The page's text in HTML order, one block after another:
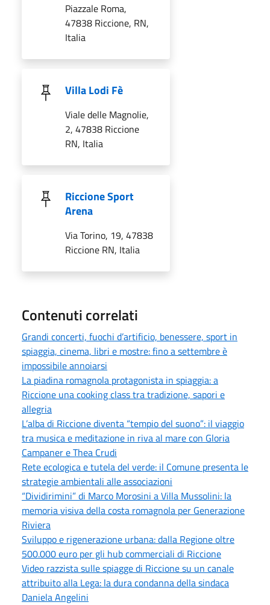
Piazzale Roma,
47838 Riccione, RN,
Italia
Villa Lodi Fè
Viale delle Magnolie,
2, 47838 Riccione
RN, Italia
Riccione Sport
Arena
Via Torino, 19, 47838
Riccione RN, Italia
Contenuti correlati
Grandi concerti, fuochi d’artificio, benessere, sport in
spiaggia, cinema, libri e mostre: fino a settembre è
impossibile annoiarsi
La piadina romagnola protagonista in spiaggia: a
Riccione una cooking class tra tradizione, sapori e
allegria
L’alba di Riccione diventa “tempio del suono”: il viaggio
tra musica e meditazione in riva al mare con Gloria
Campaner e Thea Crudi
Rete ecologica e tutela del verde: il Comune presenta le
strategie ambientali alle associazioni
“Dividirimini” di Marco Morosini a Villa Mussolini: la
memoria visiva della costa romagnola per Generazione
Riviera
Sviluppo e rigenerazione urbana: dalla Regione oltre
500.000 euro per gli hub commerciali di Riccione
Video razzista sulle spiagge di Riccione su un canale
attribuito alla Lega: la dura condanna della sindaca
Daniela Angelini